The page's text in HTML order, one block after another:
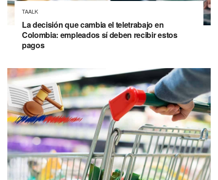
TAALK
La decisión que cambia el teletrabajo en
Colombia: empleados sí deben recibir estos
pagos